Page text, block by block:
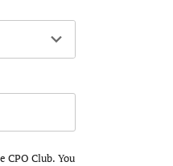
Club. You